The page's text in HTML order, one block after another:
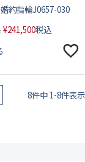
約指輪J0657-030
¥241,500税込
8件中 1-8件表示